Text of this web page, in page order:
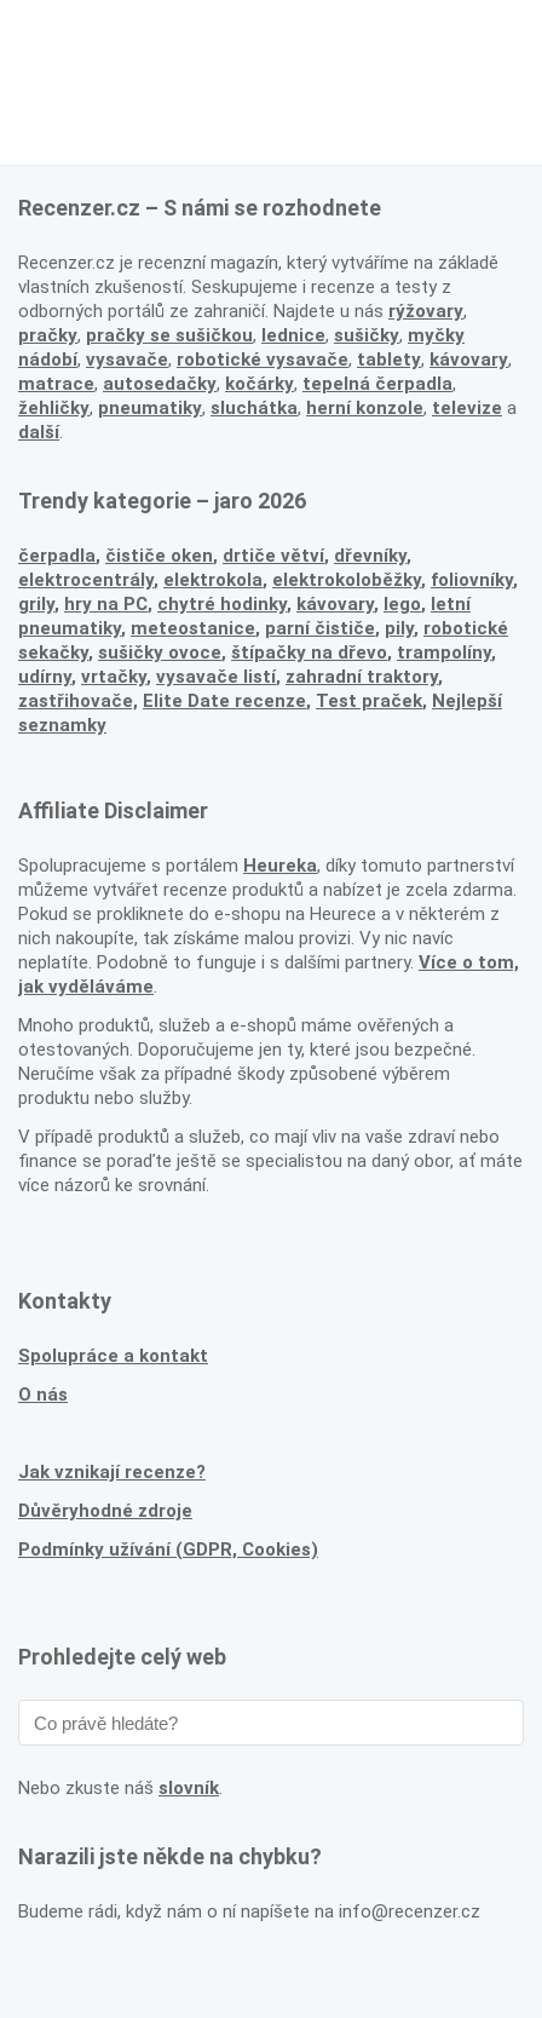
Recenzer.cz – S námi se rozhodnete
Recenzer.cz je recenzní magazín, který vytváříme na základě
vlastních zkušeností. Seskupujeme i recenze a testy z
odborných portálů ze zahraničí. Najdete u nás rýžovary,
pračky, pračky se sušičkou, lednice, sušičky, myčky
nádobí, vysavače, robotické vysavače, tablety, kávovary,
matrace, autosedačky, kočárky, tepelná čerpadla,
žehličky, pneumatiky, sluchátka, herní konzole, televize a
další.
Trendy kategorie – jaro 2026
čerpadla, čističe oken, drtiče větví, dřevníky,
elektrocentrály, elektrokola, elektrokoloběžky, foliovníky,
grily, hry na PC, chytré hodinky, kávovary, lego, letní
pneumatiky, meteostanice, parní čističe, pily, robotické
sekačky, sušičky ovoce, štípačky na dřevo, trampolíny,
udírny, vrtačky, vysavače listí, zahradní traktory,
zastřihovače, Elite Date recenze, Test praček, Nejlepší
seznamky
Affiliate Disclaimer
Spolupracujeme s portálem Heureka, díky tomuto partnerství
můžeme vytvářet recenze produktů a nabízet je zcela zdarma.
Pokud se prokliknete do e-shopu na Heurece a v některém z
nich nakoupíte, tak získáme malou provizi. Vy nic navíc
neplatíte. Podobně to funguje i s dalšími partnery. Více o tom,
jak vyděláváme.
Mnoho produktů, služeb a e-shopů máme ověřených a
otestovaných. Doporučujeme jen ty, které jsou bezpečné.
Neručíme však za případné škody způsobené výběrem
produktu nebo služby.
V případě produktů a služeb, co mají vliv na vaše zdraví nebo
finance se poraďte ještě se specialistou na daný obor, ať máte
více názorů ke srovnání.
Kontakty
Spolupráce a kontakt
O nás
Jak vznikají recenze?
Důvěryhodné zdroje
Podmínky užívání (GDPR, Cookies)
Prohledejte celý web
Nebo zkuste náš slovník.
Narazili jste někde na chybku?
Budeme rádi, když nám o ní napíšete na info@recenzer.cz